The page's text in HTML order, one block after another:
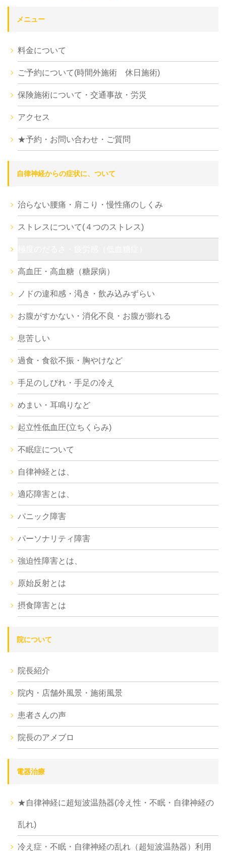
メニュー
料金について
ご予約について(時間外施術 休日施術)
保険施術について・交通事故・労災
アクセス
★予約・お問い合わせ・ご質問
自律神経からの症状に、ついて
治らない腰痛・肩こり・慢性痛のしくみ
ストレスについて(４つのストレス)
高血圧・高血糖（糖尿病）
ノドの違和感・渇き・飲み込みずらい
お腹がすかない・消化不良・お腹が膨れる
息苦しい
過食・食欲不振・胸やけなど
手足のしびれ・手足の冷え
めまい・耳鳴りなど
起立性低血圧(立ちくらみ)
不眠症について
自律神経とは、
適応障害とは、
パニック障害
パーソナリティ障害
強迫性障害とは、
原始反射とは
摂食障害とは
院について
院長紹介
院内・店舗外風景・施術風景
患者さんの声
院長のアメブロ
電器治療
★自律神経に超短波温熱器(冷え性・不眠・自律神経の
乱れ)
冷え症・不眠・自律神経の乱れ（超短波温熱器）利用